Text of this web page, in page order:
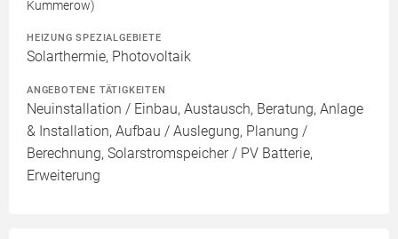
Kummerow)
HEIZUNG SPEZIALGEBIETE
Solarthermie, Photovoltaik
ANGEBOTENE TÄTIGKEITEN
Neuinstallation / Einbau, Austausch, Beratung, Anlage
& Installation, Aufbau / Auslegung, Planung /
Berechnung, Solarstromspeicher / PV Batterie,
Erweiterung